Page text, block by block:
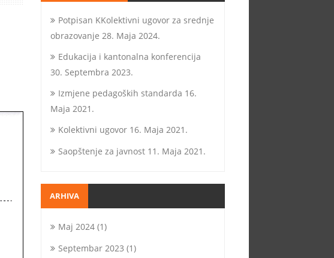
Potpisan KKolektivni ugovor za srednje
obrazovanje 28. Maja 2024.
Edukacija i kantonalna konferencija
30. Septembra 2023.
Izmjene pedagoških standarda 16.
Maja 2021.
Kolektivni ugovor 16. Maja 2021.
Saopštenje za javnost 11. Maja 2021.
ARHIVA
Maj 2024 (1)
Septembar 2023 (1)